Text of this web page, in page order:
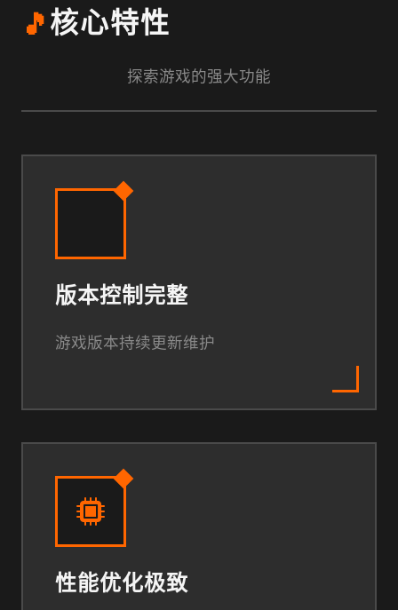
🎵核心特性
探索游戏的强大功能
版本控制完整
游戏版本持续更新维护
性能优化极致